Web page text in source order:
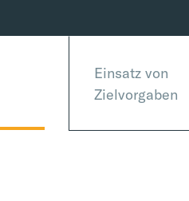
Einsatz von
Zielvorgaben